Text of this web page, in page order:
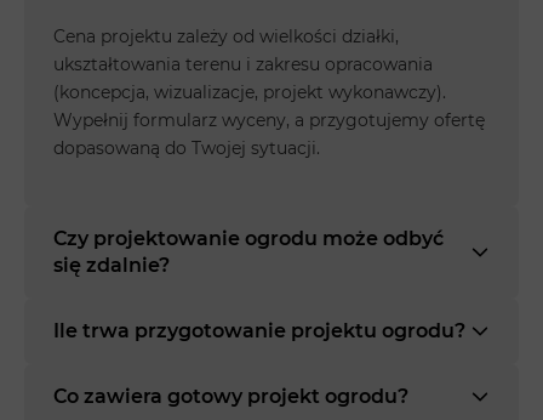
Cena projektu zależy od wielkości działki,
ukształtowania terenu i zakresu opracowania
(koncepcja, wizualizacje, projekt wykonawczy).
Wypełnij formularz wyceny, a przygotujemy ofertę
dopasowaną do Twojej sytuacji.
Czy projektowanie ogrodu może odbyć
się zdalnie?
Ile trwa przygotowanie projektu ogrodu?
Co zawiera gotowy projekt ogrodu?